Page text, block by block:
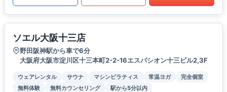
ソエル大阪十三店
野田阪神駅から車で6分
大阪府大阪市淀川区十三本町2-2-16エスパシオン十三ビル2,3F
ウェアレンタル サウナ マシンピラティス 常温ヨガ
完全個室
無料体験
無料カウンセリング 駅から5分以内